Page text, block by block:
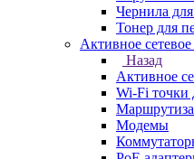
Чернила
Тонер для
Активное сетевое
Назад
Активное
Wi-Fi точки
Модемы